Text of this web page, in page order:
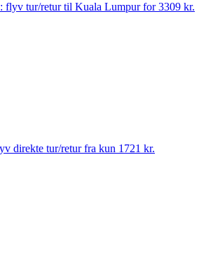
tur/retur til Kuala Lumpur for 3309 kr.
direkte tur/retur fra kun 1721 kr.